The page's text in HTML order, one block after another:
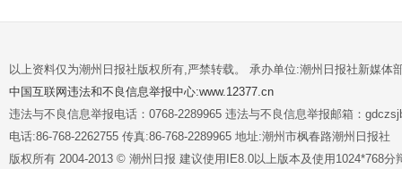
以上资料仅为潮州日报社版权所有,严禁转载。 承办单位:潮州日报社新媒体
中国互联网违法和不良信息举报中心:www.12377.cn
违法与不良信息举报电话：0768-2289965 违法与不良信息举报邮箱：
电话:86-768-2262755 传真:86-768-2289965 地址:潮州市枫春路潮州日报社
版权所有 2004-2013 © 潮州日报 建议使用IE8.0以上版本及使用1024*768分